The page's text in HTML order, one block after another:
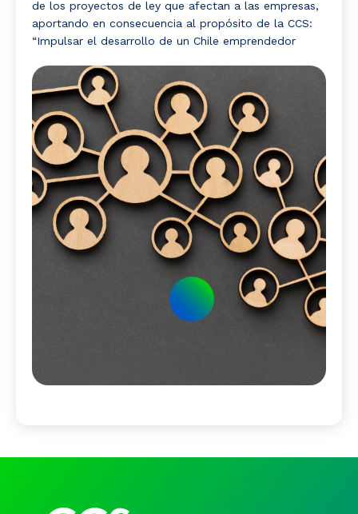
de los proyectos de ley que afectan a las empresas,
aportando en consecuencia al propósito de la CCS:
“Impulsar el desarrollo de un Chile emprendedor